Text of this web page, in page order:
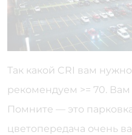
Так какой CRI вам
рекомендуем >= 70.
Помните — это
цветопередача очень